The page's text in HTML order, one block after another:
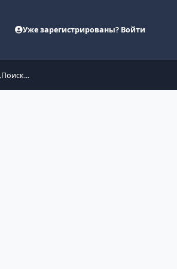
Уже зарегистрированы? Войти
Поиск...